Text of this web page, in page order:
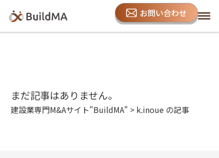
お問い合わせ
まだ記事はありません。
建設業専門M&Aサイト"BuildMA" > k.inoue の記事